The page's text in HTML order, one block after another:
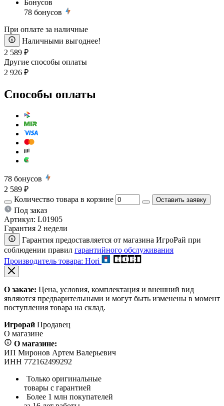
Бонусов
78 бонусов
При оплате за наличные
Наличными выгоднее!
2 589 ₽
Другие способы оплаты
2 926 ₽
Способы оплаты
78 бонусов
2 589 ₽
Количество товара в корзине
Оставить заявку
Под заказ
Артикул: L01905
Гарантия 2 недели
Гарантия предоставляется от магазина ИгроРай при
соблюдении правил гарантийного обслуживания
Производитель товара: Hori
О заказе: Цена, условия, комплектация и внешний вид
являются предварительными и могут быть изменены в момент
поступления товара на склад.
Игрорай Продавец
О магазине
О магазине:
ИП Миронов Артем Валерьевич
ИНН 772162499292
Только оригинальные
товары с гарантией
Более 1 млн покупателей